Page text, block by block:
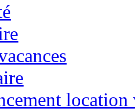
location